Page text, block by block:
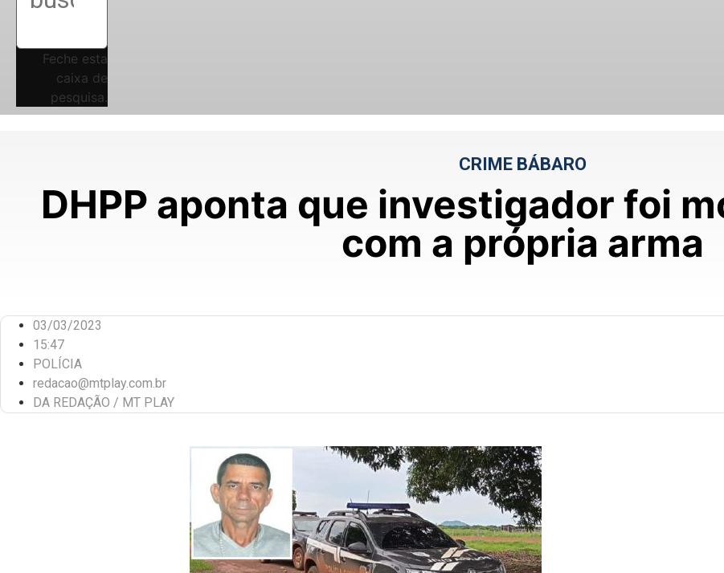
Feche esta
caixa de
pesquisa.
CRIME BÁBARO
DHPP aponta que investigador foi
com a própria arma
03/03/2023
15:47
POLÍCIA
redacao@mtplay.com.br
DA REDAÇÃO / MT PLAY